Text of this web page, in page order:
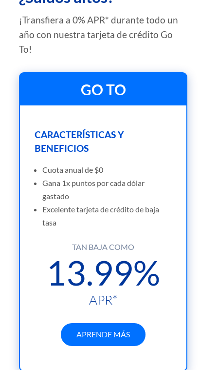
¡Transfiera a 0% APR* durante todo un
año con nuestra tarjeta de crédito Go
To!
GO TO
CARACTERÍSTICAS Y
BENEFICIOS
Cuota anual de $0
Gana 1x puntos por cada dólar
gastado
Excelente tarjeta de crédito de baja
tasa
TAN BAJA COMO
13.99%
APR*
APRENDE MÁSGO
TO